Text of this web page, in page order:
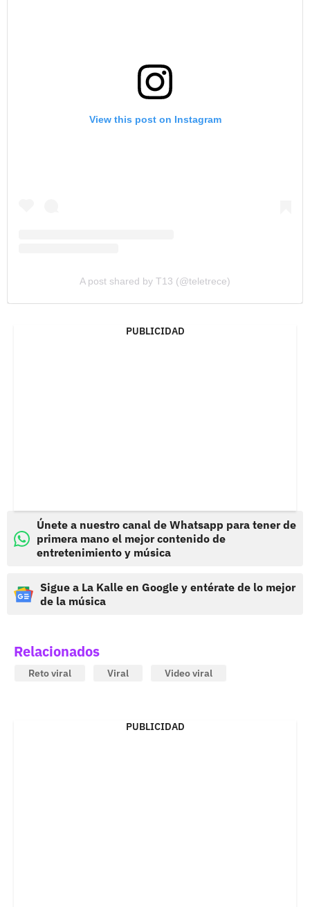
View this post on Instagram
A post shared by T13 (@teletrece)
PUBLICIDAD
Únete a nuestro canal de Whatsapp para tener de
primera mano el mejor contenido de
entretenimiento y música
Sigue a La Kalle en Google y entérate de lo mejor
de la música
Relacionados
Reto viral Viral Video viral
PUBLICIDAD